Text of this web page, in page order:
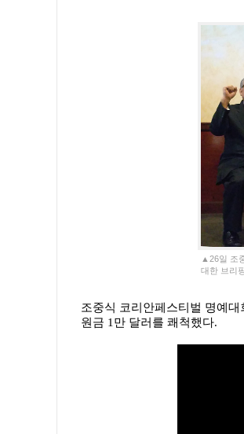
▲26일 조
대한 브리
조중식 코리안페스티벌 명예
원금 1만 달러를 쾌척했다.